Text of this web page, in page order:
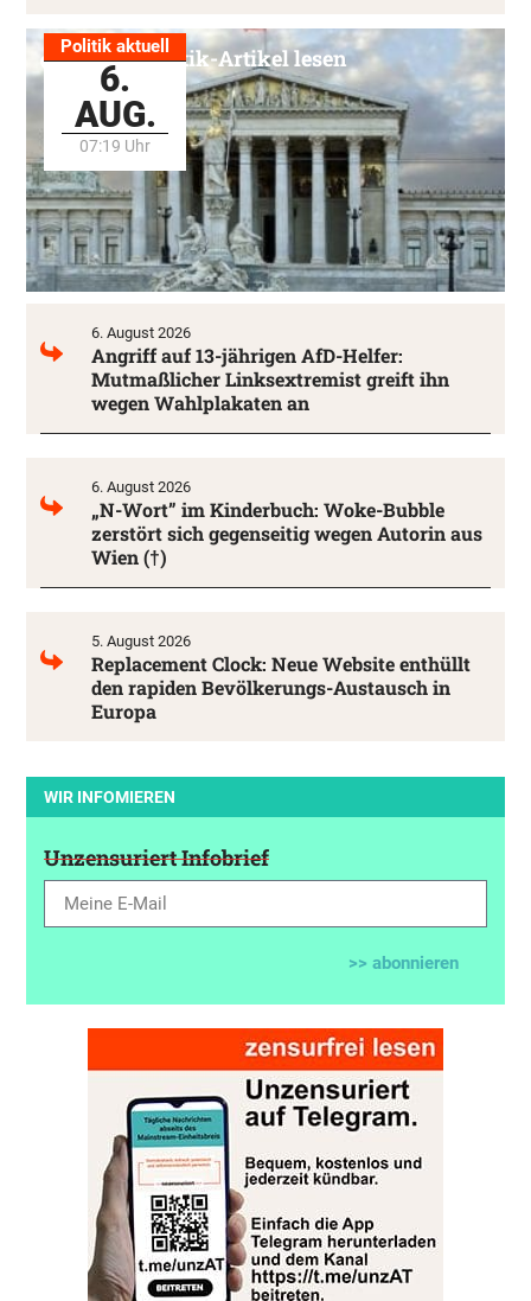
Politik aktuell
6.
AUG.
07:19 Uhr
Alle Politik-Artikel lesen
6. August 2026
Angriff auf 13-jährigen AfD-Helfer:
Mutmaßlicher Linksextremist greift ihn
wegen Wahlplakaten an
6. August 2026
„N-Wort” im Kinderbuch: Woke-Bubble
zerstört sich gegenseitig wegen Autorin aus
Wien (†)
5. August 2026
Replacement Clock: Neue Website enthüllt
den rapiden Bevölkerungs-Austausch in
Europa
WIR INFOMIEREN
Unzensuriert Infobrief
>> abonnieren